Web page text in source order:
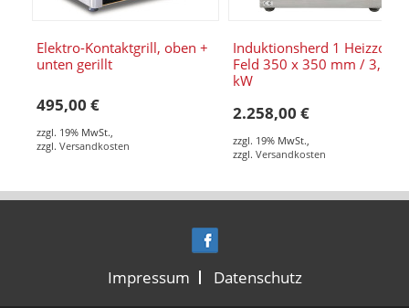
Elektro-Kontaktgrill, oben +
unten gerillt
495,00 €
zzgl. 19% MwSt.,
zzgl. Versandkosten
Induktionsherd 1 Heizzone
Feld 350 x 350 mm / 3,50
kW
2.258,00 €
zzgl. 19% MwSt.,
zzgl. Versandkosten
Impressum Datenschutz